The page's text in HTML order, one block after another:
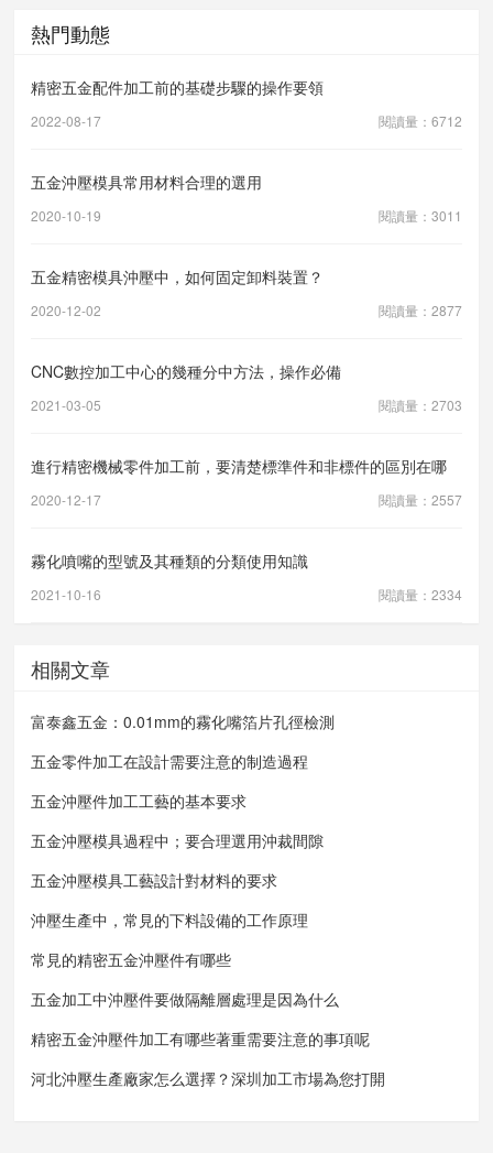
熱門動態
精密五金配件加工前的基礎步驟的操作要領
2022-08-17 閱讀量：6712
五金沖壓模具常用材料合理的選用
2020-10-19 閱讀量：3011
五金精密模具沖壓中，如何固定卸料裝置？
2020-12-02 閱讀量：2877
CNC數控加工中心的幾種分中方法，操作必備
2021-03-05 閱讀量：2703
進行精密機械零件加工前，要清楚標準件和非標件的區別在哪
2020-12-17 閱讀量：2557
霧化噴嘴的型號及其種類的分類使用知識
2021-10-16 閱讀量：2334
相關文章
富泰鑫五金：0.01mm的霧化嘴箔片孔徑檢測
五金零件加工在設計需要注意的制造過程
五金沖壓件加工工藝的基本要求
五金沖壓模具過程中；要合理選用沖裁間隙
五金沖壓模具工藝設計對材料的要求
沖壓生產中，常見的下料設備的工作原理
常見的精密五金沖壓件有哪些
五金加工中沖壓件要做隔離層處理是因為什么
精密五金沖壓件加工有哪些著重需要注意的事項呢
河北沖壓生產廠家怎么選擇？深圳加工市場為您打開